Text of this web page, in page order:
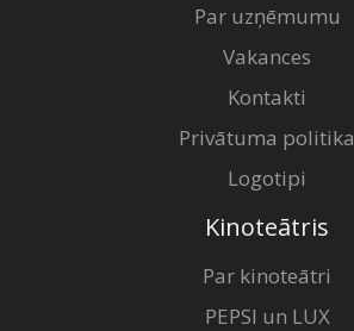
Par uzņēmumu
Vakances
Kontakti
Privātuma politika
Logotipi
Kinoteātris
Par kinoteātri
PEPSI un LUX